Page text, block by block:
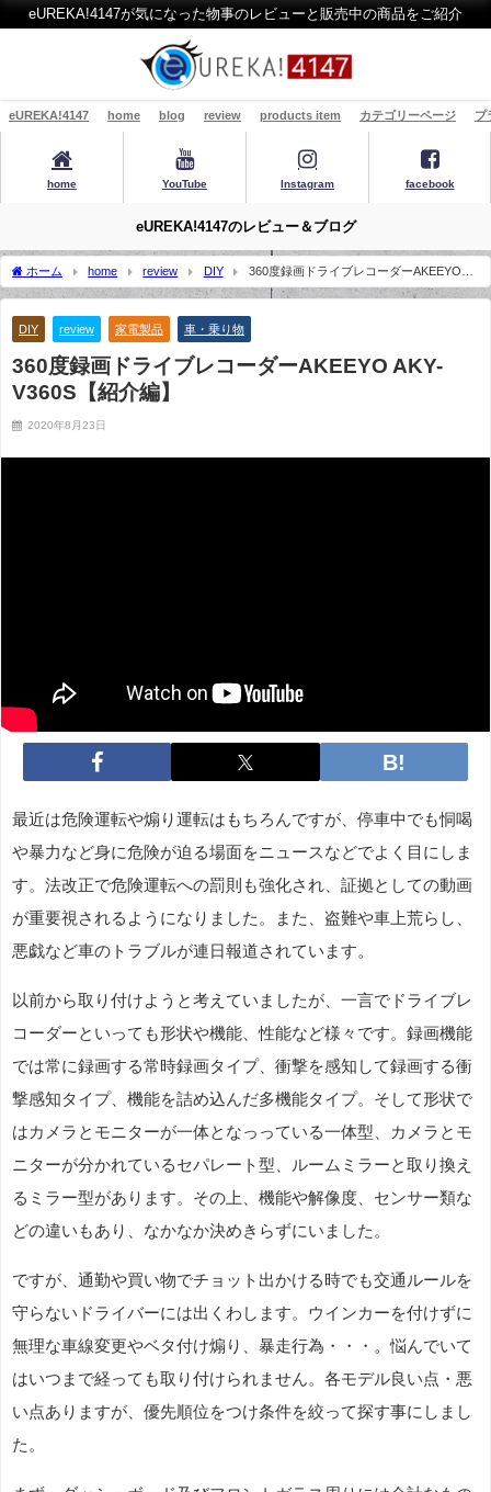
eUREKA!4147が気になった物事のレビューと販売中の商品をご紹介
eUREKA!4147 home blog review products item カテゴリーページ プ
home YouTube Instagram facebook
eUREKA!4147のレビュー＆ブログ
ホーム home review DIY
360度録画ドライブレコーダーAKEEYO
AKY-V360S【紹介編】
DIY review 家電製品 車・乗り物
360度録画ドライブレコーダーAKEEYO AKY-
V360S【紹介編】
2020年8月23日
最近は危険運転や煽り運転はもちろんですが、停車中でも恫喝
や暴力など身に危険が迫る場面をニュースなどでよく目にしま
す。法改正で危険運転への罰則も強化され、証拠としての動画
が重要視されるようになりました。また、盗難や車上荒らし、
悪戯など車のトラブルが連日報道されています。
以前から取り付けようと考えていましたが、一言でドライブレ
コーダーといっても形状や機能、性能など様々です。録画機能
では常に録画する常時録画タイプ、衝撃を感知して録画する衝
撃感知タイプ、機能を詰め込んだ多機能タイプ。そして形状で
はカメラとモニターが一体となっっている一体型、カメラとモ
ニターが分かれているセパレート型、ルームミラーと取り換え
るミラー型があります。その上、機能や解像度、センサー類な
どの違いもあり、なかなか決めきらずにいました。
ですが、通勤や買い物でチョット出かける時でも交通ルールを
守らないドライバーには出くわします。ウインカーを付けずに
無理な車線変更やベタ付け煽り、暴走行為・・・。悩んでいて
はいつまで経っても取り付けられません。各モデル良い点・悪
い点ありますが、優先順位をつけ条件を絞って探す事にしまし
た。